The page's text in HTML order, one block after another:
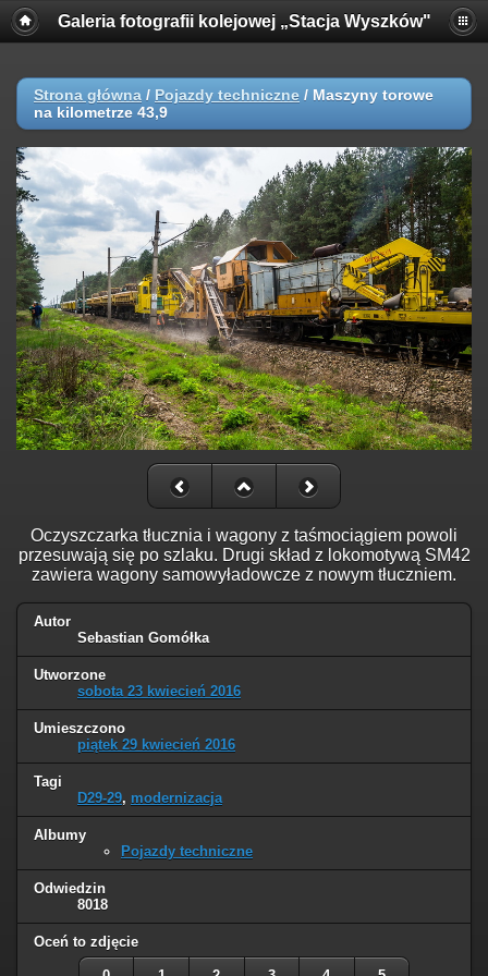
Galeria fotografii kolejowej „Stacja Wyszków"
Strona główna / Pojazdy techniczne / Maszyny torowe
na kilometrze 43,9
Oczyszczarka tłucznia i wagony z taśmociągiem powoli
przesuwają się po szlaku. Drugi skład z lokomotywą SM42
zawiera wagony samowyładowcze z nowym tłuczniem.
Autor
Sebastian Gomółka
Utworzone
sobota 23 kwiecień 2016
Umieszczono
piątek 29 kwiecień 2016
Tagi
D29-29, modernizacja
Albumy
Pojazdy techniczne
Odwiedzin
8018
Oceń to zdjęcie